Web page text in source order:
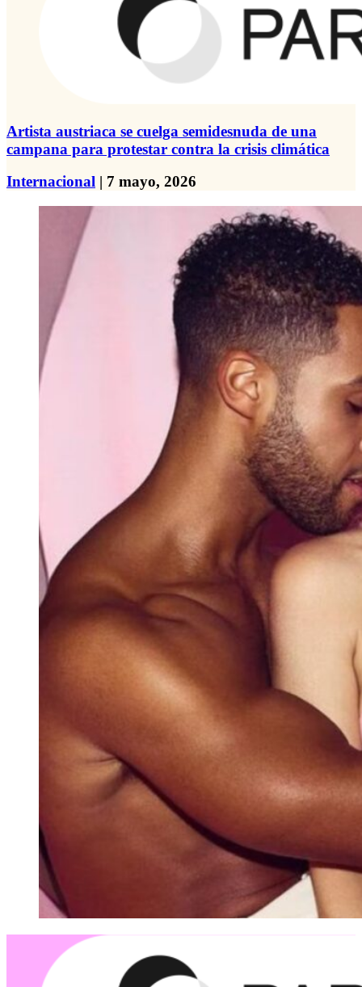
Artista austriaca se cuelga semidesnuda de una
campana para protestar contra la crisis climática
Internacional | 7 mayo, 2026